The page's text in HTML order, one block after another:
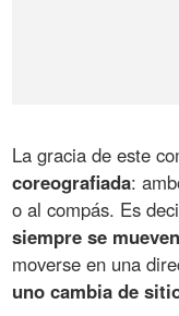
La gracia de este
coreografiada:
o al compás. Es
siempre se
moverse en una
uno cambia de